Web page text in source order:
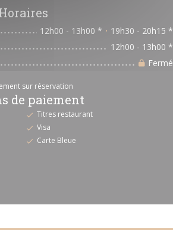
12h00 - 13h00 * • 19h30 - 20h15 *
12h00 - 13h00 *
Fermé
sur réservation
de paiement
Titres restaurant
Visa
Carte Bleue